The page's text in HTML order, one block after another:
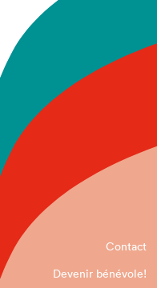
Contact
Devenir bénévole!